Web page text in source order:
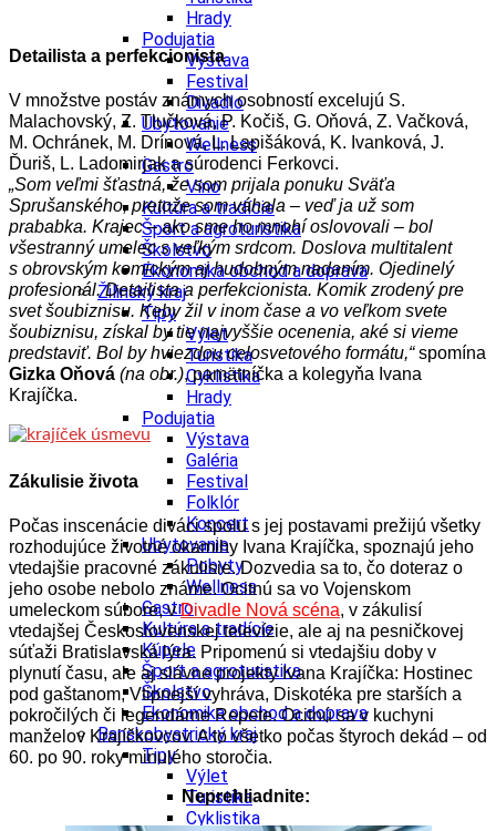
Hrady
Podujatia
Výstava
Festival
Divadlo
Ubytovanie
Wellness
Gastro
Víno
Kultúra a tradície
Šport a agroturistika
Školstvo
Ekonomika obchod a doprava
Žilinský kraj
Tipy
Výlet
Turistika
Cyklistika
Hrady
Podujatia
Výstava
Galéria
Festival
Folklór
Koncert
Ubytovanie
Pobyty
Wellness
Gastro
Kultúra a tradície
Kúpele
Šport a agroturistika
Školstvo
Ekonomika obchod a doprava
Banskobystrický kraj
Tipy
Výlet
Turistika
Cyklistika
Detailista a perfekcionista
V množstve postáv známych osobností excelujú S.
Malachovský, Z. Tlučková, P. Kočiš, G. Oňová, Z. Vačková,
M. Ochránek, M. Drínová, L. Lapišáková, K. Ivanková, J.
Ďuriš, L. Ladomirjak a súrodenci Ferkovci.
„Som veľmi šťastná, že som prijala ponuku Sväťa
Sprušanského, pretože som váhala – veď ja už som
prababka. Krajec – ako sme ho mnohí oslovovali – bol
všestranný umelec s veľkým srdcom. Doslova multitalent
s obrovským komickým aj hudobným nadaním. Ojedinelý
profesionál. Detailista a perfekcionista. Komik zrodený pre
svet šoubiznisu. Keby žil v inom čase a vo veľkom svete
šoubiznisu, získal by tie najvyššie ocenenia, aké si vieme
predstaviť. Bol by hviezdou celosvetového formátu,“spomína
Gizka Oňová (na obr.), pamätníčka a kolegyňa Ivana
Krajíčka.
Zákulisie života
Počas inscenácie diváci spolu s jej postavami prežijú všetky
rozhodujúce životné okamihy Ivana Krajíčka, spoznajú jeho
vtedajšie pracovné zákulisie. Dozvedia sa to, čo doteraz o
jeho osobe nebolo známe. Ocitnú sa vo Vojenskom
umeleckom súbore, vDivadle Nová scéna, v zákulisí
vtedajšej Československej televízie, ale aj na pesničkovej
súťaži Bratislavská lýra. Pripomenú si vtedajšiu doby v
plynutí času, ale aj slávne projekty Ivana Krajíčka: Hostinec
pod gaštanom, Vtipnejší vyhráva, Diskotéka pre starších a
pokročilých či legendárne Repete. Ocitnú sa v kuchyni
manželov Krajíčkovcov. A to všetko počas štyroch dekád – od
60. po 90. roky minulého storočia.
Neprehliadnite: